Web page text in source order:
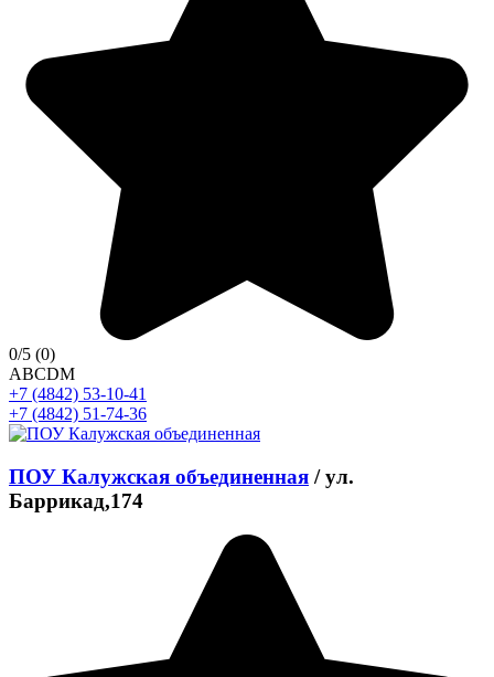
0/5 (0)
ABCDM
+7 (4842) 53-10-41
+7 (4842) 51-74-36
ПОУ Калужская объединенная /ул.
Баррикад,174